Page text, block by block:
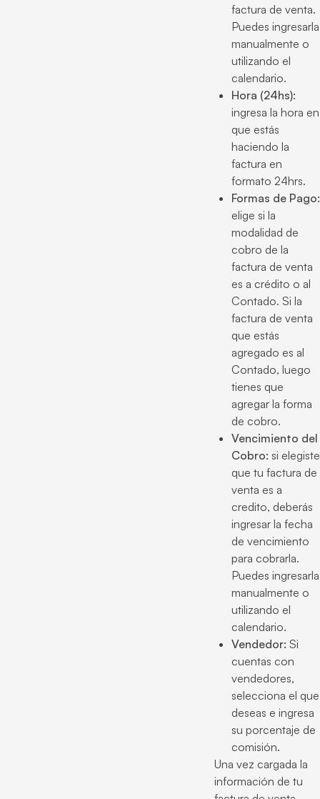
factura de venta.
Puedes ingresarla
manualmente o
utilizando el
calendario.
Hora (24hs):
ingresa la hora en
que estás
haciendo la
factura en
formato 24hrs.
Formas de Pago:
elige si la
modalidad de
cobro de la
factura de venta
es a crédito o al
Contado. Si la
factura de venta
que estás
agregado es al
Contado, luego
tienes que
agregar la forma
de cobro.
Vencimiento del
Cobro: si elegiste
que tu factura de
venta es a
credito, deberás
ingresar la fecha
de vencimiento
para cobrarla.
Puedes ingresarla
manualmente o
utilizando el
calendario.
Vendedor: Si
cuentas con
vendedores,
selecciona el que
deseas e ingresa
su porcentaje de
comisión.
Una vez cargada la
información de tu